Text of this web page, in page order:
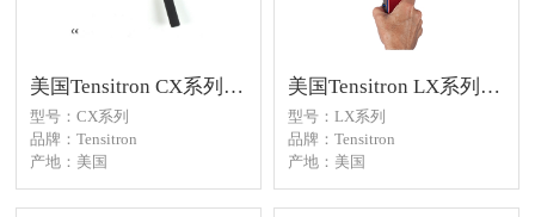
美国Tensitron CX系列电缆和钢丝绳数字张力计
型号：CX系列
品牌：Tensitron
产地：美国
测。
美国Tensitron LX系列中型电缆和电线张力计
型号：LX系列
品牌：Tensitron
产地：美国
测。